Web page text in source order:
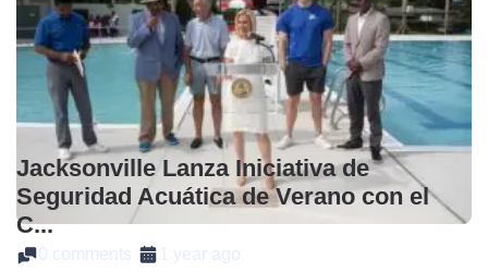
Jacksonville Lanza Iniciativa de
Seguridad Acuática de Verano con el
C...
0 comments 1 year ago